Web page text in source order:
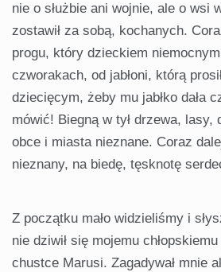
nie o służbie ani wojnie, ale o wsi
zostawił za sobą, kochanych.
progu, który dzieckiem niemocnym
czworakach, od jabłoni, którą
dziecięcym, żeby mu jabłko dała
mówić! Biegną w tył drzewa, lasy,
obce i miasta nieznane. Coraz
nieznany, na biedę, tęsknotę
Z początku mało widzieliśmy i
nie dziwił się mojemu
chustce Marusi. Zagadywał mnie